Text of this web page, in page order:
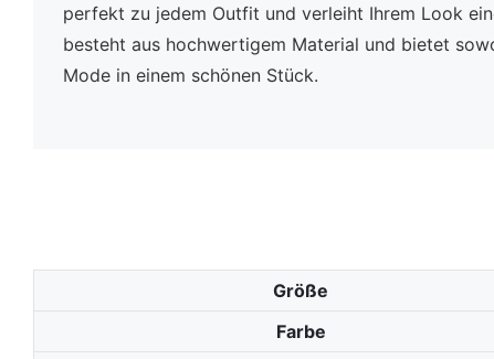
perfekt zu jedem Outfit und verleiht Ihrem Look
besteht aus hochwertigem Material und bietet
Mode in einem schönen Stück.
Größe
Farbe